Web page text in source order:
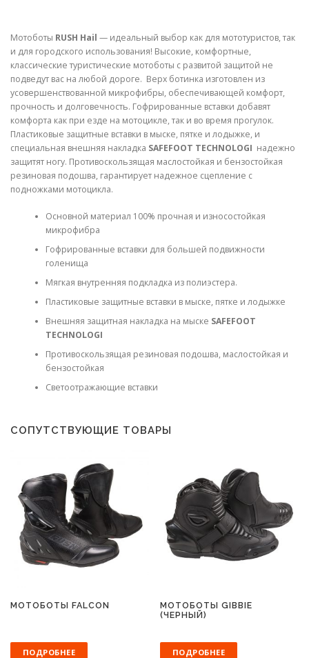
Мотоботы RUSH Hail — идеальный выбор как для мототуристов, так
и для городского использования! Высокие, комфортные,
классические туристические мотоботы с развитой защитой не
подведут вас на любой дороге. Верх ботинка изготовлен из
усовершенствованной микрофибры, обеспечивающей комфорт,
прочность и долговечность. Гофрированные вставки добавят
комфорта как при езде на мотоцикле, так и во время прогулок.
Пластиковые защитные вставки в мыске, пятке и лодыжке, и
специальная внешняя накладка SAFEFOOT TECHNOLOGI надежно
защитят ногу. Противоскользящая маслостойкая и бензостойкая
резиновая подошва, гарантирует надежное сцепление с
подножками мотоцикла.
Основной материал 100% прочная и износостойкая
микрофибра
Гофрированные вставки для большей подвижности
голенища
Мягкая внутренняя подкладка из полиэстера.
Пластиковые защитные вставки в мыске, пятке и лодыжке
Внешняя защитная накладка на мыске SAFEFOOT
TECHNOLOGI
Противоскользящая резиновая подошва, маслостойкая и
бензостойкая
Светоотражающие вставки
СОПУТСТВУЮЩИЕ ТОВАРЫ
МОТОБОТЫ FALCON
ПОДРОБНЕЕ
МОТОБОТЫ GIBBIE
(ЧЕРНЫЙ)
ПОДРОБНЕЕ